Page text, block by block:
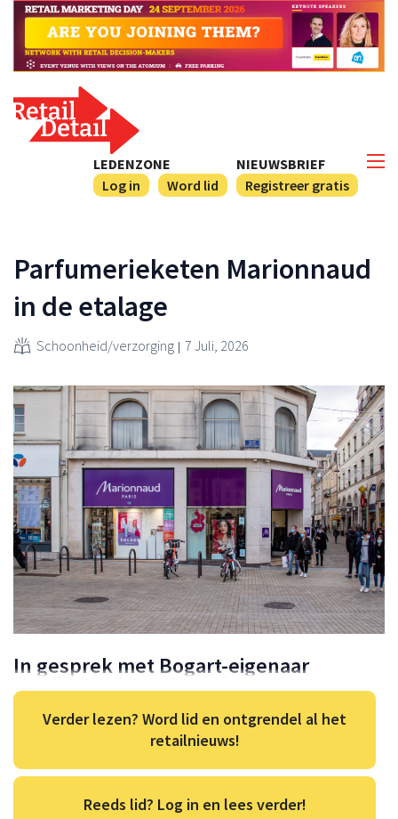
NIEUWSBRIEF
Registreer gratis
LEDENZONE
Log in
Word lid
Parfumerieketen Marionnaud
in de etalage
Schoonheid/verzorging 7 Juli, 2026
In gesprek met Bogart-eigenaar
Verder lezen? Word lid en ontgrendel al het
retailnieuws!
Reeds lid? Log in en lees verder!